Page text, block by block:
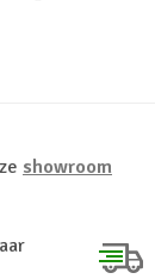
showroom